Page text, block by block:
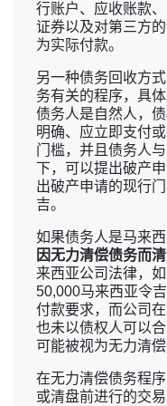
行账户、应收账款
证券以及对第三方
为实际付款。
另一种债务回收方
务有关的程序，具
债务人是自然人，
明确、应立即支付
门槛，并且债务人
下，可以提出破产
出破产申请的现行
吉。
如果债务人是马来
因无力清偿债务而
来西亚公司法律，
50,000马来西亚令
付款要求，而公司
也未以债权人可以
可能被视为无力清偿
在无力清偿债务程
或清盘前进行的交